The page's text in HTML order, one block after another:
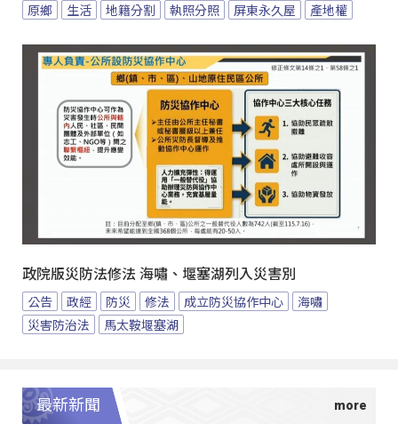
原鄉 生活 地籍分割 執照分照 屏東永久屋 產地權
政院版災防法修法 海嘯、堰塞湖列入災害別
公告 政經 防災 修法 成立防災協作中心
海嘯
災害防治法
馬太鞍堰塞湖
最新新聞